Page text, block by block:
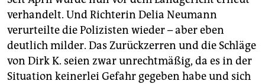
verhandelt. Und Richterin Delia Neumann
verurteilte die Polizisten wieder – aber eben
deutlich milder. Das Zurückzerren und die Schläge
von Dirk K. seien zwar unrechtmäßig, da es in der
Situation keinerlei Gefahr gegeben habe und sich